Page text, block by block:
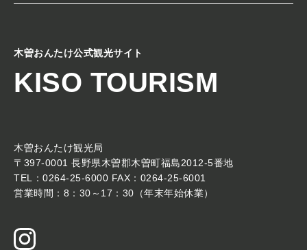
木曽おんたけ公式観光サイト
KISO TOURISM
木曽おんたけ観光局
〒397-0001 長野県木曽郡木曽町福島2012-5番地
TEL：0264-25-6000 FAX：0264-25-6001
営業時間：8：30～17：30（年末年始休業）